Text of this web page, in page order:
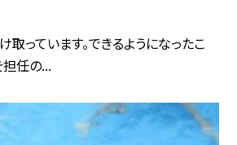
っています。できるようになったこ
担任の...